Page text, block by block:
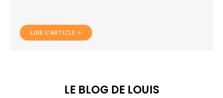
LIRE L’ARTICLE >
LE BLOG DE LOUIS